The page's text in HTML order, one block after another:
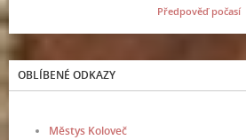
Předpověď počasí
OBLÍBENÉ ODKAZY
Městys Koloveč